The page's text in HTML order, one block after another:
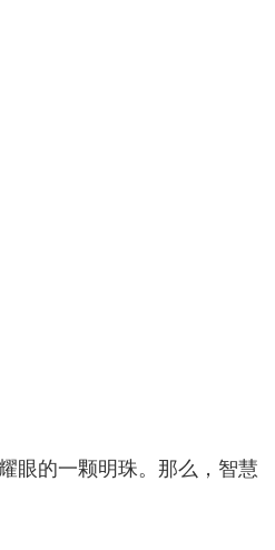
眼的一颗明珠。那么，智慧